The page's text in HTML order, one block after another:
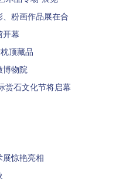
粉画作品展在合
开幕
顶藏品
博物院
赏石文化节将启幕
惊艳亮相